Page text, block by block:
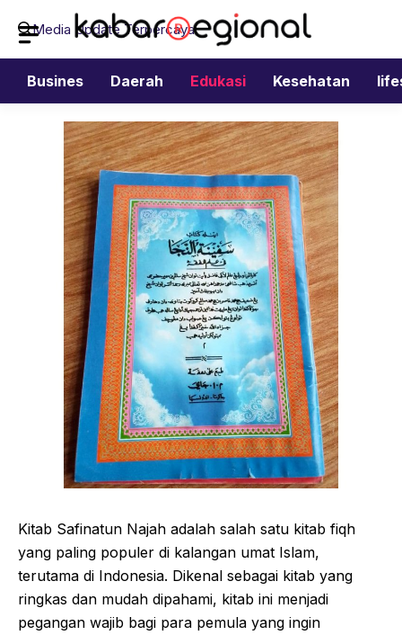
isi
Media Update Terpercaya
Busines Daerah Edukasi Kesehatan
Kitab Safinatun Najah adalah salah satu kitab fiqh
yang paling populer di kalangan umat Islam,
terutama di Indonesia. Dikenal sebagai kitab yang
ringkas dan mudah dipahami, kitab ini menjadi
pegangan wajib bagi para pemula yang ingin